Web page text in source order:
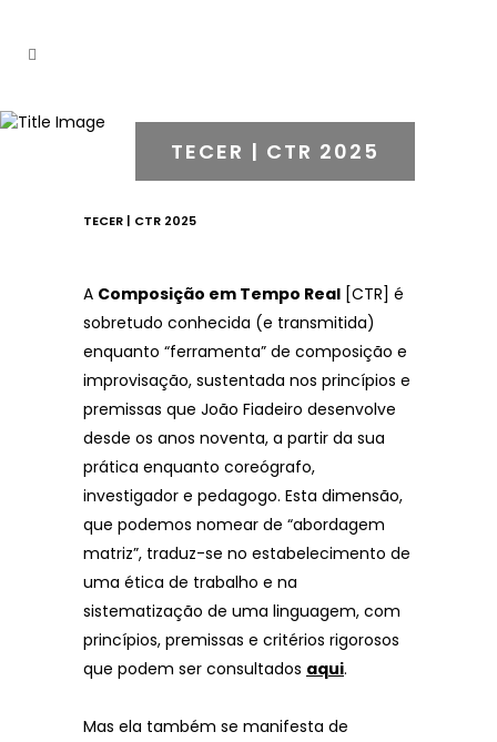
TECER | CTR 2025
TECER | CTR 2025
A Composição em Tempo Real [CTR] é
sobretudo conhecida (e transmitida)
enquanto “ferramenta” de composição e
improvisação, sustentada nos princípios e
premissas que João Fiadeiro desenvolve
desde os anos noventa, a partir da sua
prática enquanto coreógrafo,
investigador e pedagogo. Esta dimensão,
que podemos nomear de “abordagem
matriz”, traduz-se no estabelecimento de
uma ética de trabalho e na
sistematização de uma linguagem, com
princípios, premissas e critérios rigorosos
que podem ser consultados aqui.
Mas ela também se manifesta de